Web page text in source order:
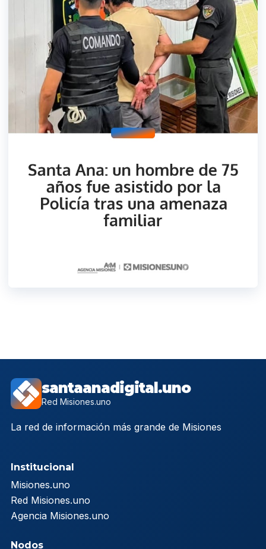
santaanadigital.uno
Red Misiones.uno
La red de información más grande de Misiones
Institucional
Misiones.uno
Red Misiones.uno
Agencia Misiones.uno
Nodos